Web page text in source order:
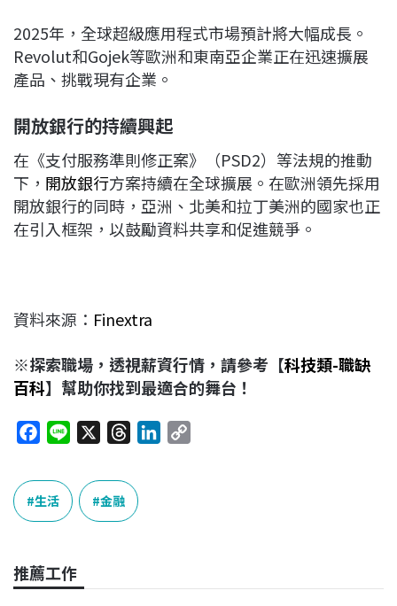
2025年，全球超級應用程式市場預計將大幅成長。
Revolut和Gojek等歐洲和東南亞企業正在迅速擴展
產品、挑戰現有企業。
開放銀行的持續興起
在《支付服務準則修正案》（PSD2）等法規的推動
下， 開放銀行方案持續在全球擴展。在歐洲領先採用
開放銀行的同時，亞洲、北美和拉丁美洲的國家也正
在引入框架，以鼓勵資料共享和促進競爭。
資料來源： Finextra
※探索職場，透視薪資行情，請參考【科技類-職缺
百科】幫助你找到最適合的舞台！
c
e
b
o
k
e
e
a
n
k
生活 金融
推薦工作